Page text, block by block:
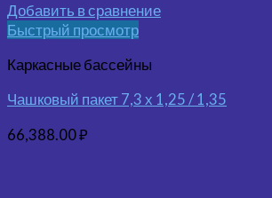
Добавить в сравнение
Быстрый просмотр
Каркасные бассейны
Чашковый пакет 7,3 х 1,25 / 1,35
66,388.00₽